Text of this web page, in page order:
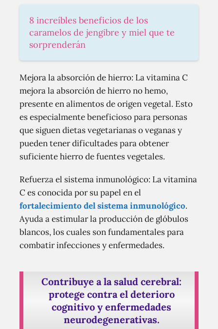
8 increíbles beneficios de los
caramelos de jengibre y miel que te
sorprenderán
Mejora la absorción de hierro: La vitamina C
mejora la absorción de hierro no hemo,
presente en alimentos de origen vegetal. Esto
es especialmente beneficioso para personas
que siguen dietas vegetarianas o veganas y
pueden tener dificultades para obtener
suficiente hierro de fuentes vegetales.
Refuerza el sistema inmunológico: La vitamina
C es conocida por su papel en el
fortalecimiento del sistema inmunológico.
Ayuda a estimular la producción de glóbulos
blancos, los cuales son fundamentales para
combatir infecciones y enfermedades.
Contribuye a la salud cerebral:
protege contra el deterioro
cognitivo y enfermedades
neurodegenerativas.